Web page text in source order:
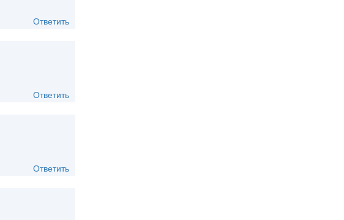
Ответить
Ответить
Ответить